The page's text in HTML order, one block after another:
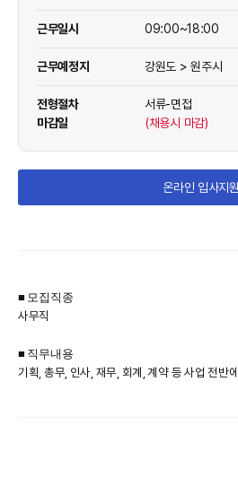
근무일시 09:00~18:00
근무예정지 강원도 > 원주시
전형절차
서류-면접
마감일
(채용시 마감)
온라인 입사지원
■ 모집직종
사무직
■ 직무내용
기획, 총무, 인사, 재무, 회계, 계약 등 사업 전반